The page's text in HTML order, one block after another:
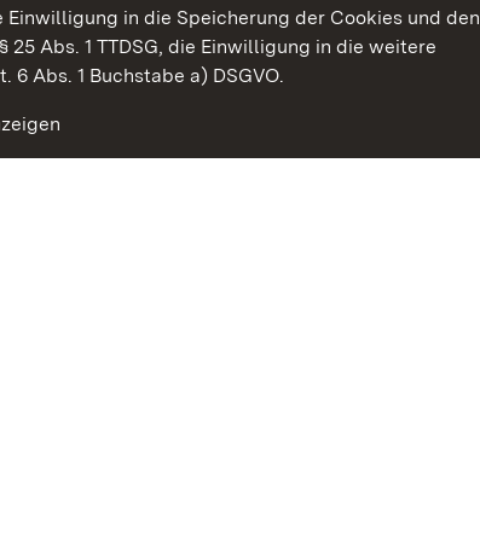
Einwilligung in die Speicherung der Cookies und den
Abs. 1 TTDSG, die Einwilligung in die weitere
Abs. 1 Buchstabe a) DSGVO.